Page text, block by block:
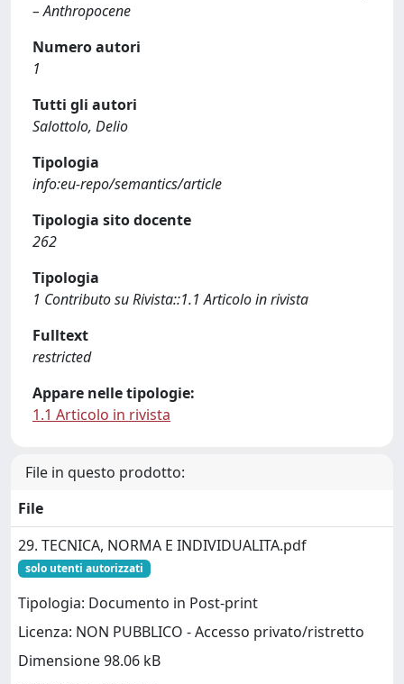
– Anthropocene
Numero autori
1
Tutti gli autori
Salottolo, Delio
Tipologia
info:eu-repo/semantics/article
Tipologia sito docente
262
Tipologia
1 Contributo su Rivista::1.1 Articolo in rivista
Fulltext
restricted
Appare nelle tipologie:
1.1 Articolo in rivista
File in questo prodotto:
File
29. TECNICA, NORMA E INDIVIDUALITA.pdf
solo utenti autorizzati
Tipologia: Documento in Post-print
Licenza: NON PUBBLICO - Accesso privato/ristretto
Dimensione 98.06 kB